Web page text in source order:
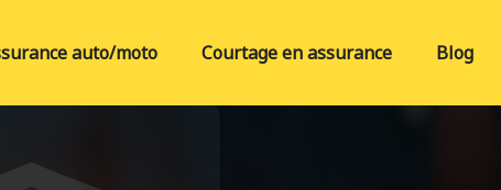
auto/moto Courtage en assurance Blog